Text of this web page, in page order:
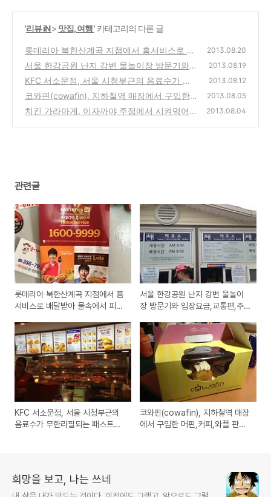
'리뷰 iN> 맛집, 여행' 카테고리의 다른 글
롯데리아 북한산계곡 지점에서 홈서비스로 배
달받아 물속에서 피서겸 점심 식사하기
(2)
2013.08.20
서울 한강공원 난지 강변 물놀이장 방문기와
입장요금,교통편,주차요금,시설안내 정보
2013.08.19
KFC 서소문점, 서울 시청부근의 음료수가 무
한리필되는 패스트푸드점 방문기
(0)
2013.08.12
코와핀(cowafin), 지하철역 매장에서 구입한
머핀,커피,와플 판매점의 컵케익 세트 시식기
2013.08.05
치킨 가라아게, 이자까야 주점에서 시켜먹어본
2013.08.04
관련글
롯데리아 북한산계곡 지점에서 홈
서비스로 배달받아 물속에서 피서
서울 한강공원 난지 강변 물놀이
장 방문기와 입장요금,교통편,주
KFC 서소문점, 서울 시청부근의
음료수가 무한리필되는 패스트푸
코와핀(cowafin), 지하철역 매장
에서 구입한 머핀,커피,와플 판매
희망을 보고, 나는 쓰네